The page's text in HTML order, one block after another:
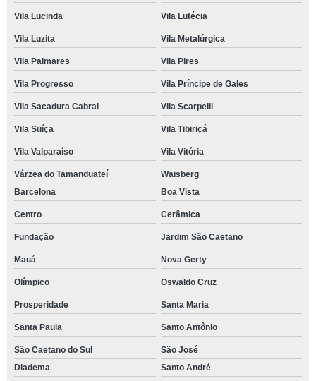
Vila Lucinda Vila Lutécia
Vila Luzita Vila Metalúrgica
Vila Palmares Vila Pires
Vila Progresso Vila Príncipe de Gales
Vila Sacadura Cabral Vila Scarpelli
Vila Suíça Vila Tibiriçá
Vila Valparaíso Vila Vitória
Várzea do Tamanduateí
Waisberg
Barcelona
Boa Vista
Centro Cerâmica
Fundação Jardim São Caetano
Mauá Nova Gerty
Olímpico Oswaldo Cruz
Prosperidade Santa Maria
Santa Paula Santo Antônio
São Caetano do Sul
São José
Diadema
Santo André